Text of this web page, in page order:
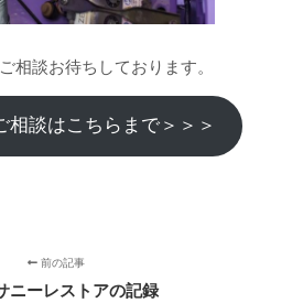
相談お待ちしております。
相談はこちらまで＞＞＞
前の記事
ニーレストアの記録